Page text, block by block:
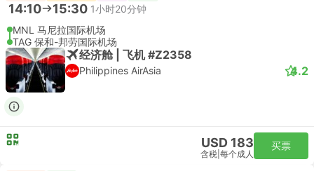
14:10 15:30 1小时20分钟
MNL 马尼拉国际机场
TAG 保和-邦劳国际机场
经济舱 | 飞机 #Z2358
Philippines AirAsia 4.2
USD 183
含税 每个成人
买票